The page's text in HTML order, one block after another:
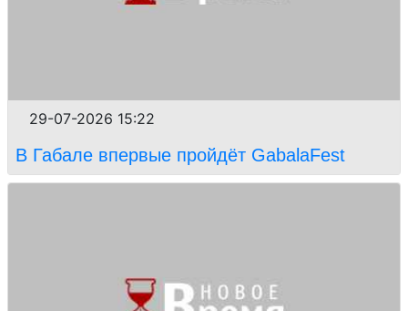
29-07-2026 15:22
В Габале впервые пройдёт GabalaFest